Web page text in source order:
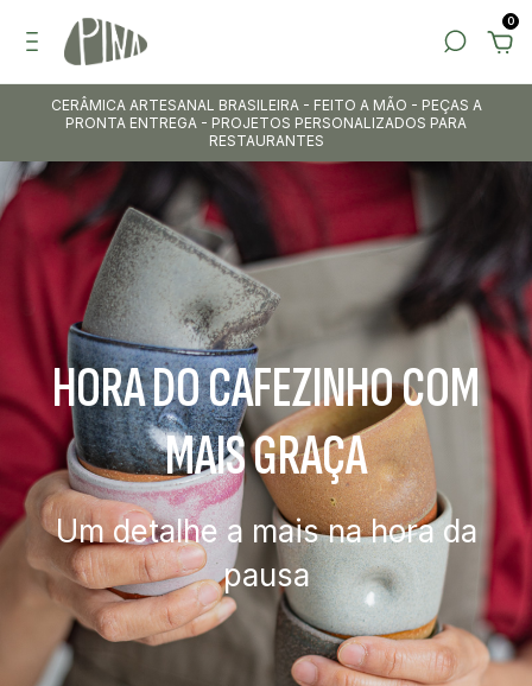
0
CERÂMICA ARTESANAL BRASILEIRA - FEITO A MÃO - PEÇAS A
PRONTA ENTREGA - PROJETOS PERSONALIZADOS PARA
RESTAURANTES
Um detalhe a mais na hora da
pausa
HORA DO CAFEZINHO COM
MAIS GRAÇA